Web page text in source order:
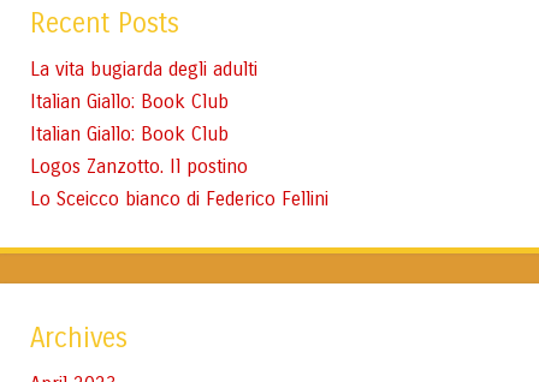
Recent Posts
La vita bugiarda degli adulti
Italian Giallo: Book Club
Italian Giallo: Book Club
Logos Zanzotto. Il postino
Lo Sceicco bianco di Federico Fellini
Archives